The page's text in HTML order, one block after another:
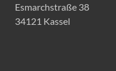
Esmarchstraße 38
34121 Kassel